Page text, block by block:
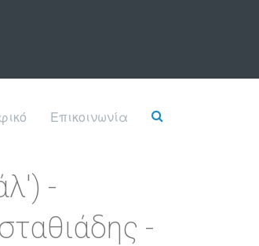
Επικοινωνία
-
-